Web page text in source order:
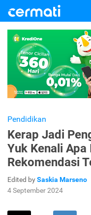
Pendidikan
Kerap Jadi
Yuk Kenali
Rekomendasi
Edited bySaskia Marseno
4 September 2024